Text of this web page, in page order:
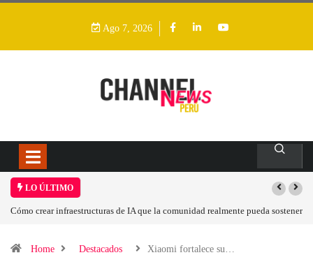
Ago 7, 2026
LO ÚLTIMO
infraestructuras de IA que la comunidad realmente pueda sostenerLas tarjetas
Home Destacados Xiaomi fortalece su…